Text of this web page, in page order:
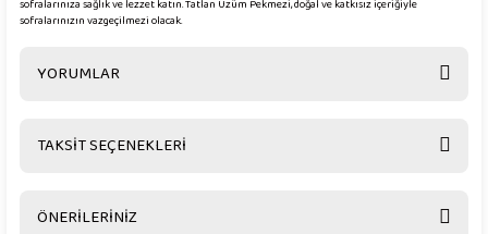
sofralarınıza sağlık ve lezzet katın. Tatlan Üzüm Pekmezi, doğal ve katkısız içeriğiyle
sofralarınızın vazgeçilmezi olacak.
YORUMLAR
TAKSİT SEÇENEKLERİ
ÖNERİLERİNİZ